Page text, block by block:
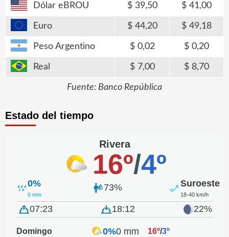
Dólar eBROU 39,50 41,00
Euro 44,20 49,18
Peso Argentino 0,02 0,20
Real 7,00 8,70
Fuente: Banco República
Estado del tiempo
Rivera
16º/4º
0%
0 mm
73% Suroeste
18-40 km/h
07:23 18:12 22%
Domingo 0%0 mm 16º/3º